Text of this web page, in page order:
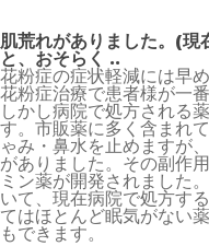
肌荒れがありました。(現
と、おそらく ..
花粉症の症状軽減には早
花粉症治療で患者様が一
しかし病院で処方される
す。市販薬に多く含まれ
ゃみ・鼻水を止めますが
がありました。その副作
ミン薬が開発されました
いて、現在病院で処方す
てはほとんど眠気がない
もできます。